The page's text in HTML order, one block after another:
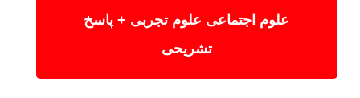
علوم اجتماعی علوم تجربی + پاسخ
تشریحی